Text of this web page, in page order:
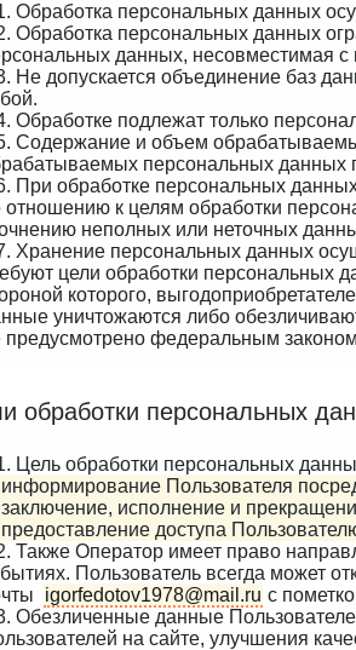
Обработка персональных данных
Обработка персональных данных
данных, несовместимая
Не допускается объединение баз
Обработке подлежат только
Содержание и объем
персональных данных
При обработке персональных
отношению к целям обработки
неполных или неточных
Хранение персональных данных
цели обработки персональных
которого,
уничтожаются либо
предусмотрено федеральным
обработки персональных
Цель обработки персональных
информирование Пользователя
заключение, исполнение и
предоставление доступа
Также Оператор имеет право
Пользователь всегда может
igorfedotov1978@mail.ru с
Обезличенные данные
на сайте, улучшения